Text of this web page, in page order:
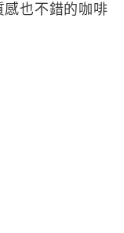
也不錯的咖啡